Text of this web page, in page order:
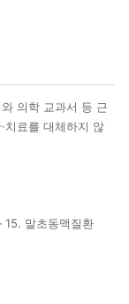
의학 교과서 등 근
치료를 대체하지 않
말초동맥질환